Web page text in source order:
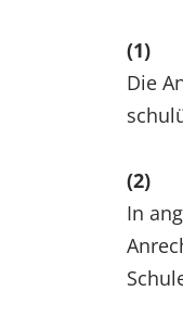
(1)
Die
(2)
In